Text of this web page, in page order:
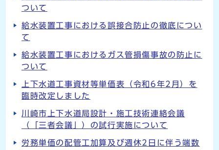
ついて
給水装置工事における誤接合防止の徹底につい
て
給水装置工事におけるガス管損傷事故の防止に
ついて
上下水道工事資材等単価表（令和6年2月）を
臨時改定しました
川崎市上下水道局設計・施工技術連絡会議
（「三者会議」）の試行実施について
労務単価の配管工加算及び週休2日に伴う端数